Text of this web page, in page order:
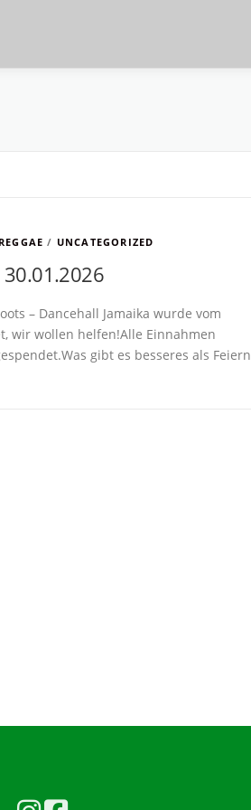
REGGAE / UNCATEGORIZED
30.01.2026
– Dancehall Jamaika wurde vom
wir wollen helfen!Alle Einnahmen
gibt es besseres als Feiern